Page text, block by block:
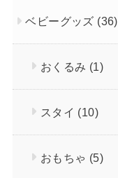
ベビーグッズ (36)
おくるみ (1)
スタイ (10)
おもちゃ (5)